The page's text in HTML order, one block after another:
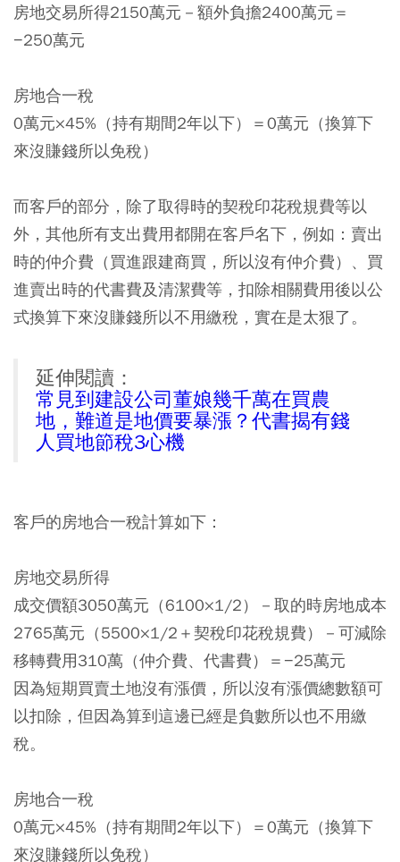
房地交易所得2150萬元－額外負擔2400萬元＝
−250萬元
房地合一稅
0萬元×45%（持有期間2年以下）＝0萬元（換算下
來沒賺錢所以免稅）
而客戶的部分，除了取得時的契稅印花稅規費等以
外，其他所有支出費用都開在客戶名下，例如：賣出
時的仲介費（買進跟建商買，所以沒有仲介費）、買
進賣出時的代書費及清潔費等，扣除相關費用後以公
式換算下來沒賺錢所以不用繳稅，實在是太狠了。
延伸閱讀：
常見到建設公司董娘幾千萬在買農
地，難道是地價要暴漲？代書揭有錢
人買地節稅3心機
客戶的房地合一稅計算如下：
房地交易所得
成交價額3050萬元（6100×1/2）－取的時房地成本
2765萬元（5500×1/2＋契稅印花稅規費）－可減除
移轉費用310萬（仲介費、代書費）＝−25萬元
因為短期買賣土地沒有漲價，所以沒有漲價總數額可
以扣除，但因為算到這邊已經是負數所以也不用繳
稅。
房地合一稅
0萬元×45%（持有期間2年以下）＝0萬元（換算下
來沒賺錢所以免稅）